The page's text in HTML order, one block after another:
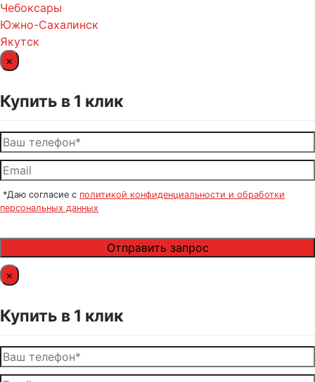
Чебоксары
Южно-Сахалинск
Якутск
×
Купить в 1 клик
*Даю согласие с политикой конфиденциальности и обработки
персональных данных
×
Купить в 1 клик